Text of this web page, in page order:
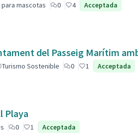
para mascotas 0 4 Acceptada
del Passeig Marítim
Turismo Sostenible 0 1 Acceptada
Playa
0 1 Acceptada